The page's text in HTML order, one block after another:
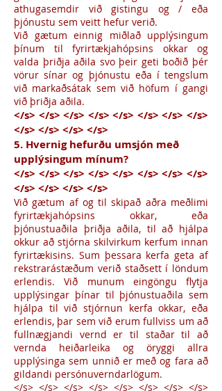
athugasemdir við gistingu og / eða
þjónustu sem veitt hefur verið.
Við gætum einnig miðlað upplýsingum
þínum til fyrirtækjahópsins okkar og
valda þriðja aðila svo þeir geti boðið þér
vörur sínar og þjónustu eða í tengslum
við markaðsátak sem við höfum í gangi
við þriðja aðila.
</s> </s> </s> </s> </s> </s> </s> </s>
</s> </s> </s> </s>
5. Hvernig hefurðu umsjón með
upplýsingum mínum?
</s> </s> </s> </s> </s> </s> </s> </s>
</s> </s> </s> </s>
Við gætum af og til skipað aðra meðlimi
fyrirtækjahópsins okkar, eða
þjónustuaðila þriðja aðila, til að hjálpa
okkur að stjórna skilvirkum kerfum innan
fyrirtækisins. Sum þessara kerfa geta af
rekstrarástæðum verið staðsett í löndum
erlendis. Við munum eingöngu flytja
upplýsingar þínar til þjónustuaðila sem
hjálpa til við stjórnun kerfa okkar, eða
erlendis, þar sem við erum fullviss um að
fullnægjandi vernd er til staðar til að
vernda heiðarleika og öryggi allra
upplýsinga sem unnið er með og fara að
gildandi persónuverndarlögum.
</s> </s> </s> </s> </s> </s> </s> </s>